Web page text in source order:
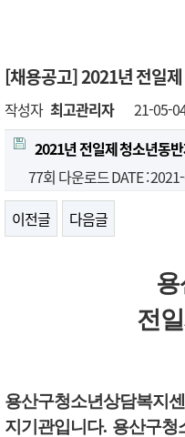
[채용공고] 2021년 전일
작성자 최고관리자 21-05-
2021년 전일제 청소년동
77회 다운로드DATE :
이전글
다음글
전
용산구청소년상담복지
지기관입니다. 용산구청